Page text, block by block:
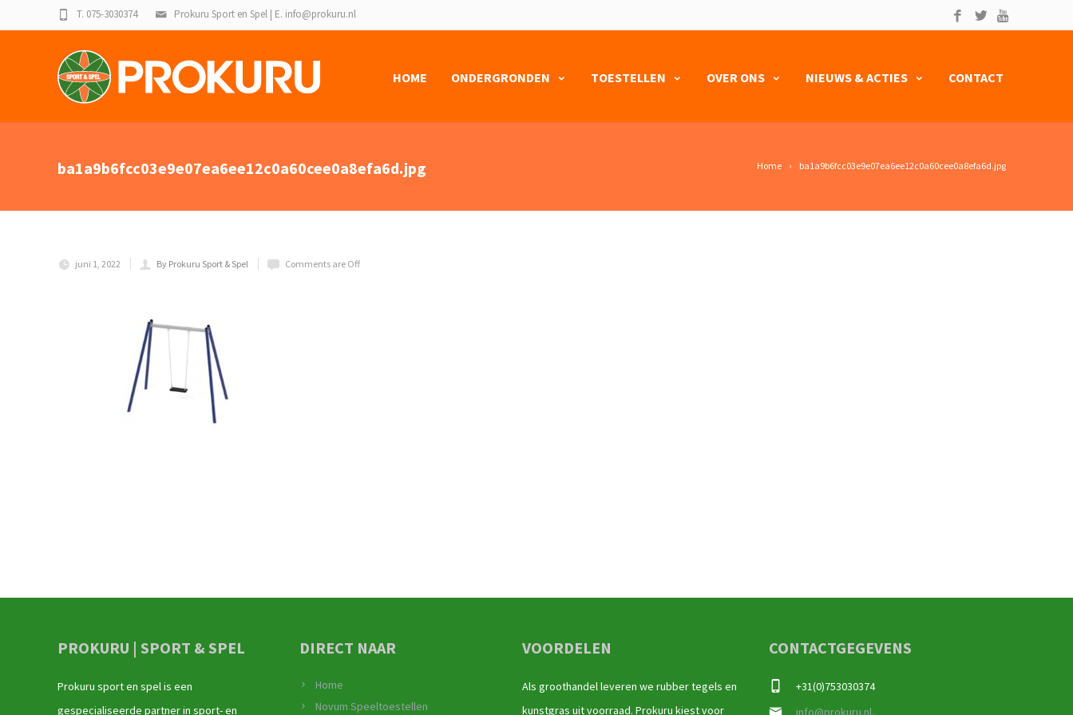
Prokuru Sport en Spel | E. info@prokuru.nl
T. 075-3030374
HOME ONDERGRONDEN TOESTELLEN OVER ONS NIEUWS & ACTIES CONTACT
Home ba1a9b6fcc03e9e07ea6ee12c0a60cee0a8efa6d.jpg
ba1a9b6fcc03e9e07ea6ee12c0a60cee0a8efa6d.jpg
juni 1, 2022 By Prokuru Sport & Spel Comments are Off
PROKURU | SPORT & SPEL
Prokuru sport en spel is een
gespecialiseerde partner in sport- en
DIRECT NAAR
Home
Novum Speeltoestellen
VOORDELEN
Als groothandel leveren we rubber tegels en
kunstgras uit voorraad. Prokuru kiest voor
CONTACTGEGEVENS
+31(0)753030374
info@prokuru.nl,